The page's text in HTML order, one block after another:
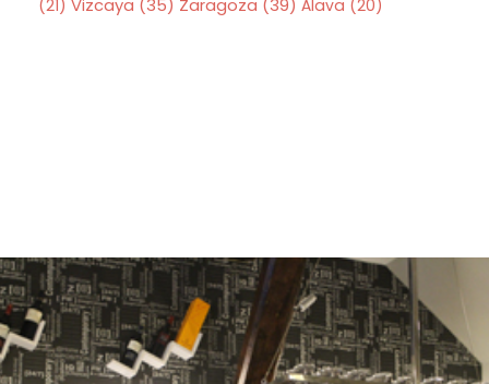
(21) Vizcaya (35) Zaragoza (39) Álava (20)